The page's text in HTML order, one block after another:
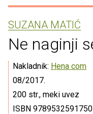
SUZANA MATIĆ
Ne naginji
Nakladnik: Hena com
08/2017.
200 str., meki uvez
ISBN 9789532591750